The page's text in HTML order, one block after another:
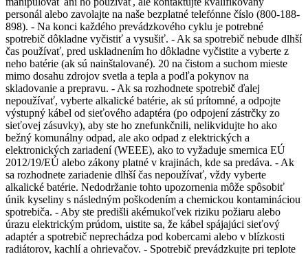
personál alebo zavolajte na naše bezplatné telefónne číslo (800-188-
898). - Na konci každého prevádzkového cyklu je potrebné
spotrebič dôkladne vyčistiť a vysušiť. - Ak sa spotrebič nebude dlhší
čas používať, pred uskladnením ho dôkladne vyčistite a vyberte z
neho batérie (ak sú nainštalované). 20 na čistom a suchom mieste
mimo dosahu zdrojov svetla a tepla a podľa pokynov na
skladovanie a prepravu. - Ak sa rozhodnete spotrebič ďalej
nepoužívať, vyberte alkalické batérie, ak sú prítomné, a odpojte
výstupný kábel od sieťového adaptéra (po odpojení zástrčky zo
sieťovej zásuvky), aby ste ho znefunkčnili, nelikvidujte ho ako
bežný komunálny odpad, ale ako odpad z elektrických a
elektronických zariadení (WEEE), ako to vyžaduje smernica EÚ
2012/19/EÚ alebo zákony platné v krajinách, kde sa predáva. - Ak
sa rozhodnete zariadenie dlhší čas nepoužívať, vždy vyberte
alkalické batérie. Nedodržanie tohto upozornenia môže spôsobiť
únik kyseliny s následným poškodením a chemickou kontamináciou
spotrebiča. - Aby ste predišli akémukoľvek riziku požiaru alebo
úrazu elektrickým prúdom, uistite sa, že kábel spájajúci sieťový
adaptér a spotrebič neprechádza pod kobercami alebo v blízkosti
radiátorov, kachlí a ohrievačov. - Spotrebič prevádzkujte pri teplote